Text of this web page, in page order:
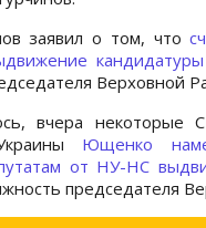
заявил о том, что
Верховной
вчера некоторые
Ющенко
от НУ-НС
председателя